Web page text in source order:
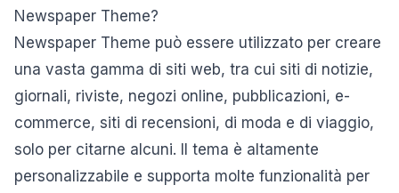
Newspaper Theme?
Newspaper Theme può essere utilizzato per creare
una vasta gamma di siti web, tra cui siti di notizie,
giornali, riviste, negozi online, pubblicazioni, e-
commerce, siti di recensioni, di moda e di viaggio,
solo per citarne alcuni. Il tema è altamente
personalizzabile e supporta molte funzionalità per